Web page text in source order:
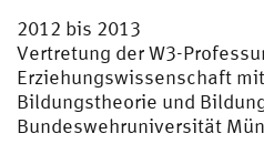
2012 bis 2013
Vertretung der W3-
Erziehungswissenschaft
Bildungstheorie und
Bundeswehruniversität